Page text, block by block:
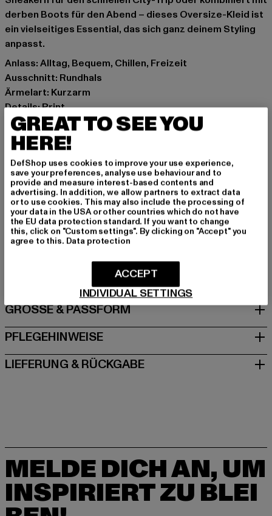
derben Boots für den Abend – dieses Oversize-Kleid ist
ein vielseitiges Essential, das sich ganz deinem Styling
anpasst.
Anlass: Alltag, Bequem, Chillen, Freizeit
Ausschnitt: Rundhals
Ärmelart: Kurzarm
Details: Print
Schnitt: Oversize
Marke: Merchcode
Kat.: Day Dresses
Farbe: rosa
Hersteller Farbe: duskrose
Materialzusammensetzung: 100% Baumwolle
Art.Nr: MP0007515-02913
Hersteller: TB International GmbH |info@tbint.de
GRÖSSE & PASSFORM
PFLEGEHINWEISE
LIEFERUNG & RÜCKGABE
MELDE DICH AN, UM
INSPIRIERT ZU BLEI
GREAT TO SEE YOU
HERE!
DefShop uses cookies to improve your use experience,
save your preferences, analyse use behaviour and to
provide and measure interest-based contents and
advertising. In addition, we allow partners to extract data
or to use cookies. This may also include the processing of
your data in the USA or other countries which do not have
the EU data protection standard. If you want to change
this, click on "Custom settings". By clicking on "Accept" you
agree to this. Data protection
INDIVIDUAL SETTINGS
ACCEPT